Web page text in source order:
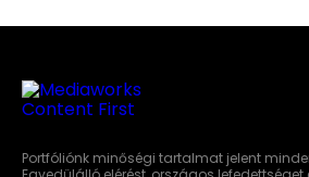
Portfóliónk minőségi tartalmat jelent